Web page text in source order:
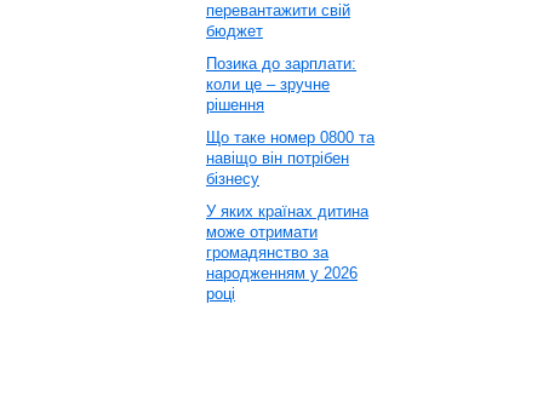
перевантажити свій
бюджет
Позика до зарплати:
коли це – зручне
рішення
Що таке номер 0800 та
навіщо він потрібен
бізнесу
У яких країнах дитина
може отримати
громадянство за
народженням у 2026
році